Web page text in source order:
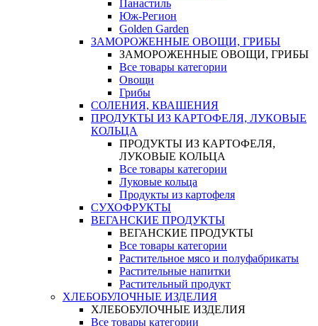
Панастиль
Юж-Регион
Golden Garden
ЗАМОРОЖЕННЫЕ ОВОЩИ, ГРИБЫ
ЗАМОРОЖЕННЫЕ ОВОЩИ, ГРИБЫ
Все товары категории
Овощи
Грибы
СОЛЕНИЯ, КВАШЕНИЯ
ПРОДУКТЫ ИЗ КАРТОФЕЛЯ, ЛУКОВЫЕ
КОЛЬЦА
ПРОДУКТЫ ИЗ КАРТОФЕЛЯ,
ЛУКОВЫЕ КОЛЬЦА
Все товары категории
Луковые кольца
Продукты из картофеля
СУХОФРУКТЫ
ВЕГАНСКИЕ ПРОДУКТЫ
ВЕГАНСКИЕ ПРОДУКТЫ
Все товары категории
Растительное мясо и полуфабрикаты
Растительные напитки
Растительный продукт
ХЛЕБОБУЛОЧНЫЕ ИЗДЕЛИЯ
ХЛЕБОБУЛОЧНЫЕ ИЗДЕЛИЯ
Все товары категории